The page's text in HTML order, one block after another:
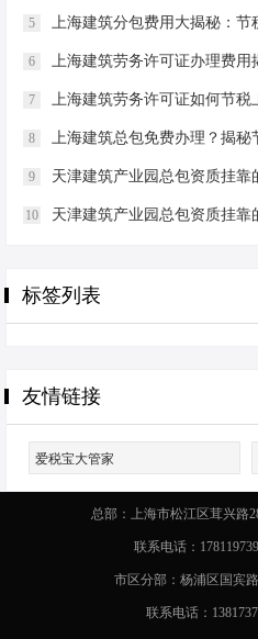
5 上海建筑分包费用大揭秘：节税攻略与股
6 上海建筑劳务许可证办理费用揭秘，省钱有妙招
7 上海建筑劳务许可证如何节税上
8 上海建筑总包免费办理？揭秘节税高
9 天津建筑产业园总包资质挂靠的那些事
10 天津建筑产业园总包资质挂靠的那些事
标签列表
友情链接
爱税宝大管家
总部：上海市松江区茸兴路
联系电话：
市区分部：杨浦区国宾
联系电话：